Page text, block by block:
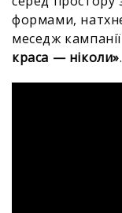
формами,
меседж
краса — ніколи».